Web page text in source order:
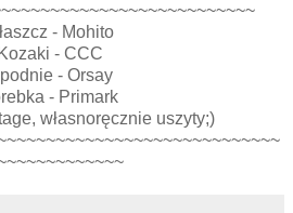
- Mohito
Kozaki - CCC
- Orsay
- Primark
własnoręcznie uszyty;)